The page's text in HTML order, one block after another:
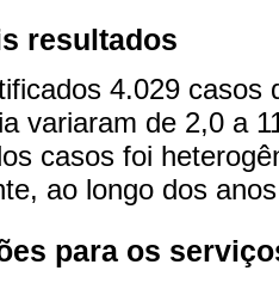
resultados
4.029 casos
variaram de 2,0 a
casos foi
ao longo dos
para os